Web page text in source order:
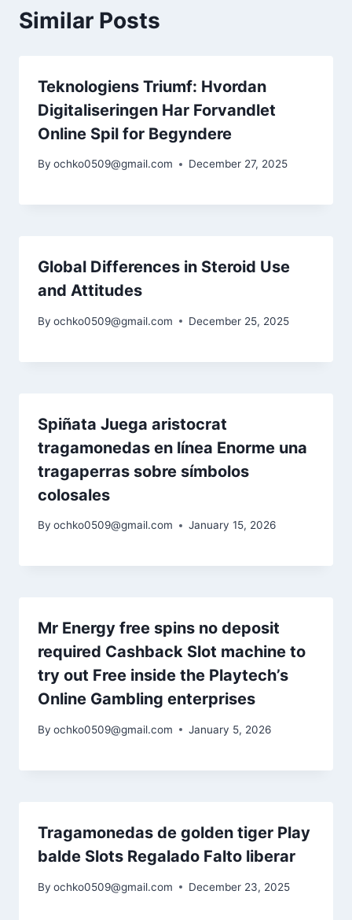
Similar Posts
Teknologiens Triumf: Hvordan
Digitaliseringen Har Forvandlet
Online Spil for Begyndere
By ochko0509@gmail.com December 27, 2025
Global Differences in Steroid Use
and Attitudes
By ochko0509@gmail.com December 25, 2025
Spiñata Juega aristocrat
tragamonedas en línea Enorme una
tragaperras sobre símbolos
colosales
By ochko0509@gmail.com January 15, 2026
Mr Energy free spins no deposit
required Cashback Slot machine to
try out Free inside the Playtech’s
Online Gambling enterprises
By ochko0509@gmail.com January 5, 2026
Tragamonedas de golden tiger Play
balde Slots Regalado Falto liberar
By ochko0509@gmail.com December 23, 2025